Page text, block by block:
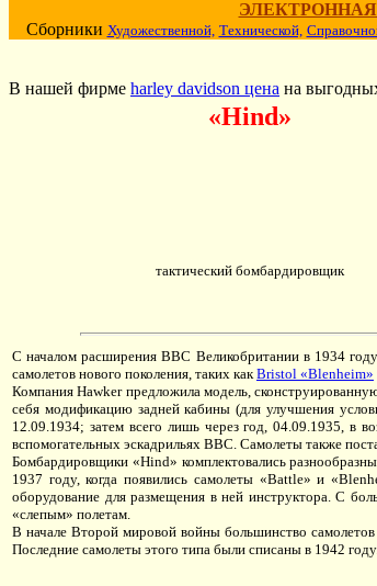
Сборники Художественной, Технической,
В нашей фирме harley davidson цена на
«Hind»
тактический бомбардировщик
С началом расширения ВВС Великобритании в 1934
самолетов нового поколения, таких какBristol «Blenheim»
Компания Hawker предложила модель,
себя модификацию задней кабины (для улучшения
12.09.1934; затем всего лишь через год, 04.09.1935, в
вспомогательных эскадрильях ВВС. Самолеты также
Бомбардировщики «Hind» комплектовались
1937 году, когда появились самолеты «Battle» и
оборудование для размещения в ней инструктора. С
«слепым» полетам.
В начале Второй мировой войны большинство самолетов
Последние самолеты этого типа были списаны в 1942